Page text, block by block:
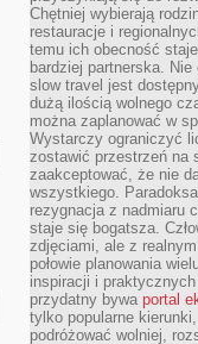
Chętniej wybierają
restauracje i
temu ich obecność
bardziej partnerska.
slow travel jest
dużą ilością wolnego
można zaplanować w
Wystarczy ograniczyć
zostawić przestrzeń na
zaakceptować, że nie
wszystkiego.
rezygnacja z nadmiaru
staje się bogatsza.
zdjęciami, ale z
połowie planowania
inspiracji i
przydatny bywa portal
tylko popularne
podróżować wolniej,